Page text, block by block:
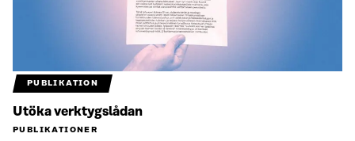
PUBLIKATION
Utöka verktygslådan
PUBLIKATIONER